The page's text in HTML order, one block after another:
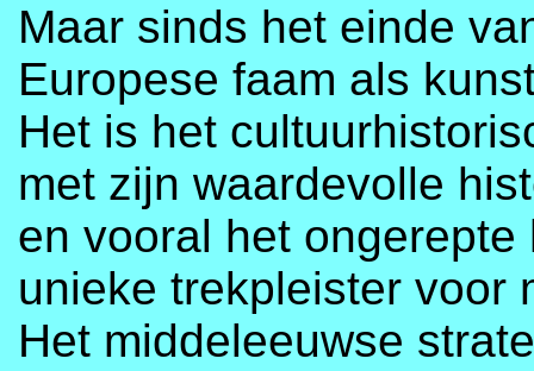
Maar sinds het einde
Europese faam als
Het is het
met zijn waardevolle
en vooral het
unieke trekpleister voor
Het middeleeuwse